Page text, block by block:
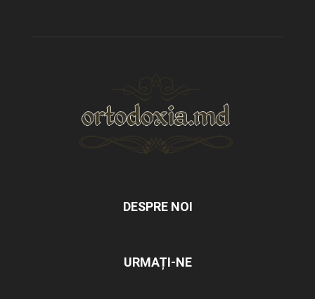
DESPRE NOI
URMAȚI-NE